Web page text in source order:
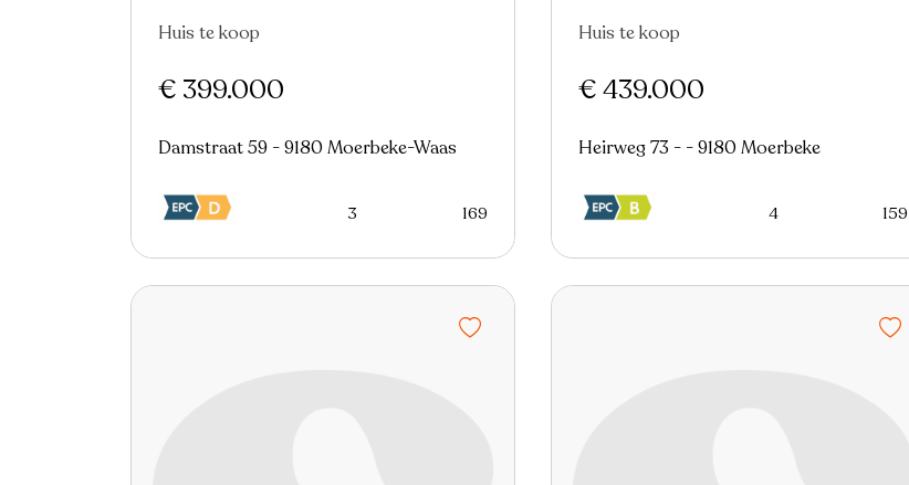
Nieuw
Huis te koop
€ 399.000
Damstraat 59 - 9180 Moerbeke-Waas
3 169
Nieuw
Huis te koop
€ 439.000
Heirweg 73 - - 9180 Moerbeke
4 159